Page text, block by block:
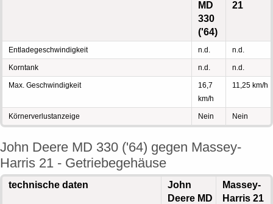
MD
330
('64)
21
Entladegeschwindigkeit n.d. n.d.
Korntank n.d. n.d.
Max. Geschwindigkeit
16,7
km/h
11,25 km/h
Körnerverlustanzeige Nein Nein
John Deere MD 330 ('64) gegen Massey-
Harris 21 - Getriebegehäuse
technische daten
John
Deere MD
Massey-
Harris 21